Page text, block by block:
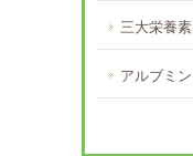
三大栄養素
アルブミン